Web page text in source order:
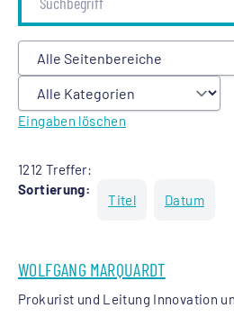
Eingaben löschen
1212 Treffer:
Sortierung:
Titel Datum
WOLFGANG MARQUARDT
Prokurist und Leitung Innovation